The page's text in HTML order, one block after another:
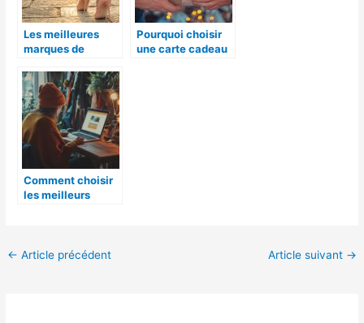
Les meilleures
marques de
luxe italiennes
Pourquoi choisir
une carte cadeau
Comment choisir
les meilleurs
ligne
← Article précédent Article suivant →